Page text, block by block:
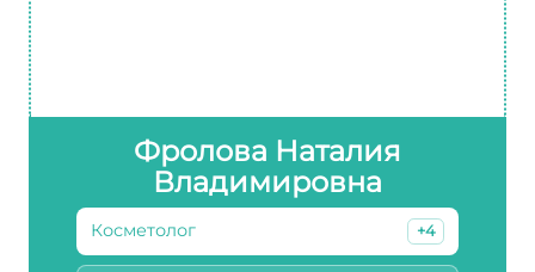
Фролова Наталия
Владимировна
Косметолог +4